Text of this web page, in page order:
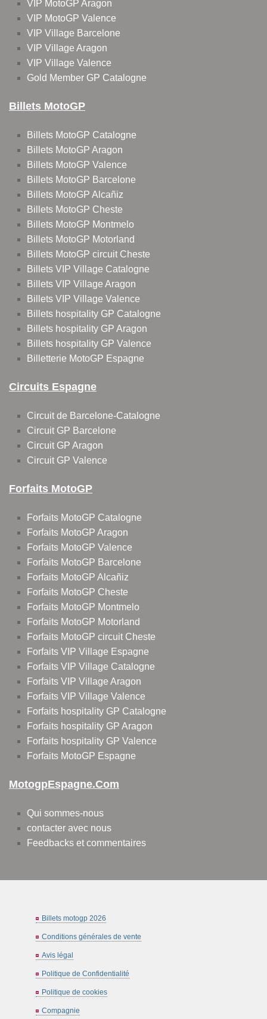
VIP MotoGP Aragon
VIP MotoGP Valence
VIP Village Barcelone
VIP Village Aragon
VIP Village Valence
Gold Member GP Catalogne
Billets MotoGP
Billets MotoGP Catalogne
Billets MotoGP Aragon
Billets MotoGP Valence
Billets MotoGP Barcelone
Billets MotoGP Alcañiz
Billets MotoGP Cheste
Billets MotoGP Montmelo
Billets MotoGP Motorland
Billets MotoGP circuit Cheste
Billets VIP Village Catalogne
Billets VIP Village Aragon
Billets VIP Village Valence
Billets hospitality GP Catalogne
Billets hospitality GP Aragon
Billets hospitality GP Valence
Billetterie MotoGP Espagne
Circuits Espagne
Circuit de Barcelone-Catalogne
Circuit GP Barcelone
Circuit GP Aragon
Circuit GP Valence
Forfaits MotoGP
Forfaits MotoGP Catalogne
Forfaits MotoGP Aragon
Forfaits MotoGP Valence
Forfaits MotoGP Barcelone
Forfaits MotoGP Alcañiz
Forfaits MotoGP Cheste
Forfaits MotoGP Montmelo
Forfaits MotoGP Motorland
Forfaits MotoGP circuit Cheste
Forfaits VIP Village Espagne
Forfaits VIP Village Catalogne
Forfaits VIP Village Aragon
Forfaits VIP Village Valence
Forfaits hospitality GP Catalogne
Forfaits hospitality GP Aragon
Forfaits hospitality GP Valence
Forfaits MotoGP Espagne
MotogpEspagne.com
Qui sommes-nous
contacter avec nous
Feedbacks et commentaires
Billets motogp 2026
Conditions générales de vente
Avis légal
Politique de Confidentialité
Politique de cookies
Compagnie